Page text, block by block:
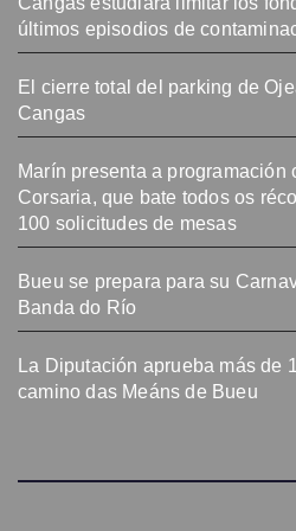
últimos episodios de
El cierre total del parking de
Cangas
Marín presenta a programación
Corsaria, que bate todos os
100 solicitudes de mesas
Bueu se prepara para su
Banda do Río
La Diputación aprueba más de
camino das Meáns de Bueu